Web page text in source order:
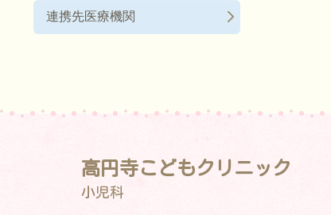
連携先医療機関
高円寺こどもクリニック
小児科